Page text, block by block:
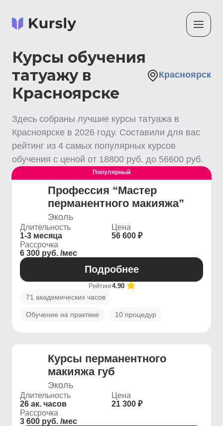
Курсы обучения
татуажу в
Красноярске
Красноярск
Здесь собраны лучшие курсы татуажа в
Красноярске в 2026 году. Составили для вас
рейтинг из 4 самых популярных курсов
обучения с ценой от 18800 руб. до 56600 руб.
Популярный
Профессия “Мастер
перманентного макияжа”
Эколь
Длительность
1-3 месяца
Цена
56 600 ₽
Рассрочка
6 300 руб. /мес
Подробнее
Рейтинг4.90
71 академических часов
Обучение на практике 10 процедур
Курсы перманентного
макияжа губ
Эколь
Длительность
26 ак. часов
Цена
21 300 ₽
Рассрочка
3 600 руб. /мес